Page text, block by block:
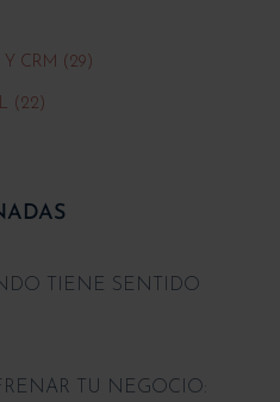
Y CRM (29)
(22)
TIENE SENTIDO
TU NEGOCIO: